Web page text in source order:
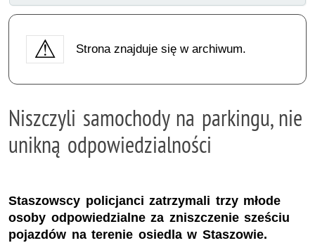
Strona znajduje się w archiwum.
Niszczyli samochody na parkingu, nie
unikną odpowiedzialności
Staszowscy policjanci zatrzymali trzy młode
osoby odpowiedzialne za zniszczenie sześciu
pojazdów na terenie osiedla w Staszowie.